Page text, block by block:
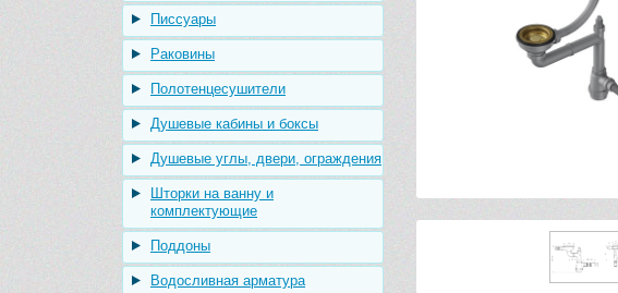
Писсуары
Раковины
Полотенцесушители
Душевые кабины и боксы
Душевые углы, двери, ограждения
Шторки на ванну и
комплектующие
Поддоны
Водосливная арматура